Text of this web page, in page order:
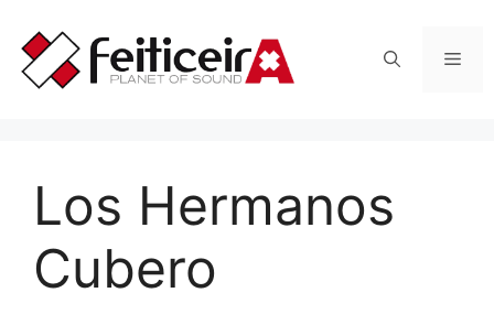
contenido
Los Hermanos
Cubero